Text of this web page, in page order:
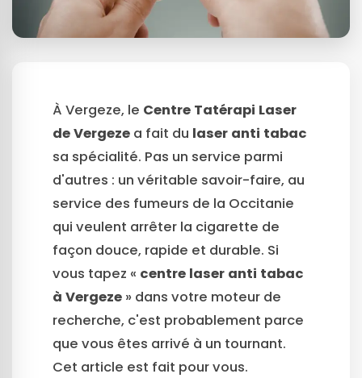
À Vergeze, le Centre Tatérapi Laser
de Vergeze a fait du laser anti tabac
sa spécialité. Pas un service parmi
d'autres : un véritable savoir-faire, au
service des fumeurs de la Occitanie
qui veulent arrêter la cigarette de
façon douce, rapide et durable. Si
vous tapez « centre laser anti tabac
à Vergeze » dans votre moteur de
recherche, c'est probablement parce
que vous êtes arrivé à un tournant.
Cet article est fait pour vous.